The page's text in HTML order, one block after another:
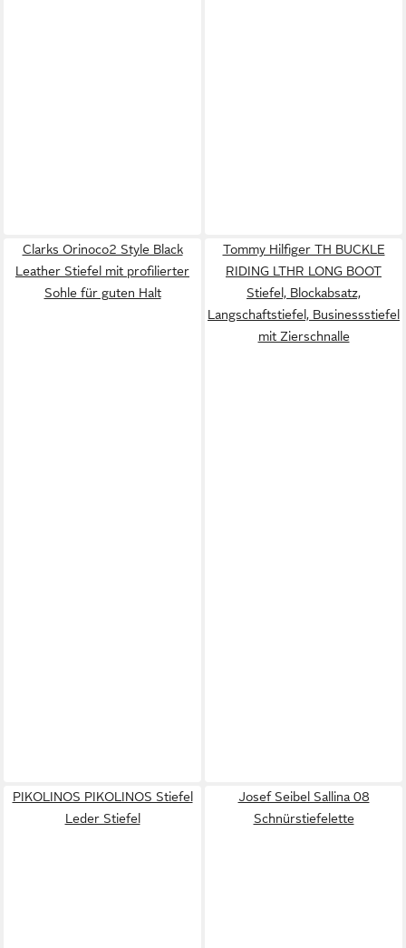
Clarks Orinoco2 Style Black
Leather Stiefel mit profilierter
Sohle für guten Halt
Tommy Hilfiger TH BUCKLE
RIDING LTHR LONG BOOT
Stiefel, Blockabsatz,
Langschaftstiefel, Businessstiefel
mit Zierschnalle
PIKOLINOS PIKOLINOS Stiefel
Leder Stiefel
Josef Seibel Sallina 08
Schnürstiefelette